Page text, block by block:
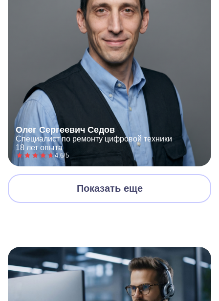
Олег Сергеевич Седов
Специалист по ремонту цифровой техники
18 лет опыта
4.6/5
Показать еще